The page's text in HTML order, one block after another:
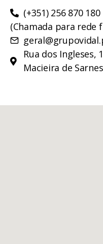
(+351) 256 870 180
(Chamada para rede
Rua dos Ingleses,
Macieira de